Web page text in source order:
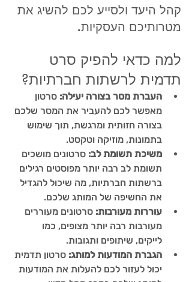
קהל היעד ולסייע לכם להשיג את
מטרותיכם העסקיות.
למה כדאי להפיק סרט
תדמית לרשתות חברתיות?
העברת מסר בצורה יעילה: סרטון
מאפשר לכם להעביר את המסר שלכם
בצורה חזותית ומרגשת, תוך שימוש
בתמונות, מוזיקה וטקסט.
משיכת תשומת לב: סרטונים מושכים
תשומת לב רבה יותר מפוסטים רגילים
ברשתות חברתיות, מה שיכול להגדיל
את החשיפה של המותג שלכם.
עוררות מעורבות: סרטונים מעוררים
מעורבות רבה יותר מצופים, כמו
לייקים, שיתופים ותגובות.
הגברת המודעות למותג: סרטון תדמית
יכול לעזור לכם להעלות את המודעות